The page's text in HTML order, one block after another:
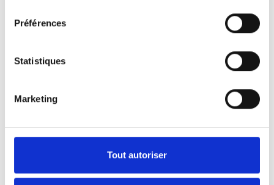
Préférences
Statistiques
Marketing
Tout autoriser
Carony